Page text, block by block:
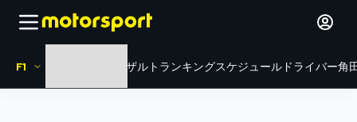
F1 リザルト ランキングスケジュール ドライバー角